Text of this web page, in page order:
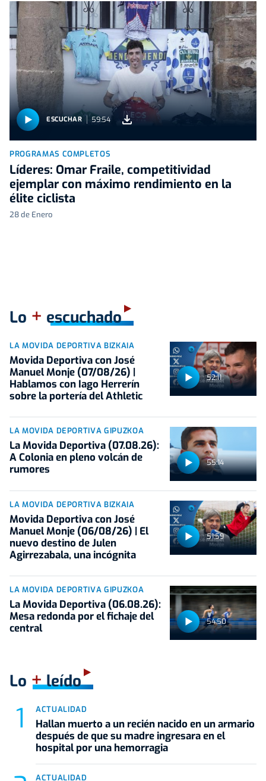
ESCUCHAR 59:54
PROGRAMAS COMPLETOS
Líderes: Omar Fraile, competitividad
ejemplar con máximo rendimiento en la
élite ciclista
28 de Enero
Lo + escuchado
52:11
LA MOVIDA DEPORTIVA BIZKAIA
Movida Deportiva con José
Manuel Monje (07/08/26) |
Hablamos con Iago Herrerín
sobre la portería del Athletic
55:14
LA MOVIDA DEPORTIVA GIPUZKOA
La Movida Deportiva (07.08.26):
A Colonia en pleno volcán de
rumores
51:59
LA MOVIDA DEPORTIVA BIZKAIA
Movida Deportiva con José
Manuel Monje (06/08/26) | El
nuevo destino de Julen
Agirrezabala, una incógnita
54:50
LA MOVIDA DEPORTIVA GIPUZKOA
La Movida Deportiva (06.08.26):
Mesa redonda por el fichaje del
central
Lo +leído
ACTUALIDAD
Hallan muerto a un recién nacido en un armario
después de que su madre ingresara en el
hospital por una hemorragia
ACTUALIDAD